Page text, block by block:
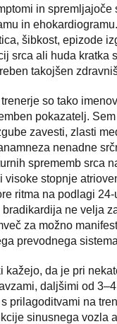
in spremljajoče
in
šibkost, epizode
srca ali huda kratka
takojšen
so tako
pokazatelj.
zavesti, zlasti
nenadne
sprememb srca
visoke stopnje
ritma na podlagi
ne velja
za možno
prevodnega
kažejo, da je pri
daljšimi od
prilagoditvami na
sinusnega vozla